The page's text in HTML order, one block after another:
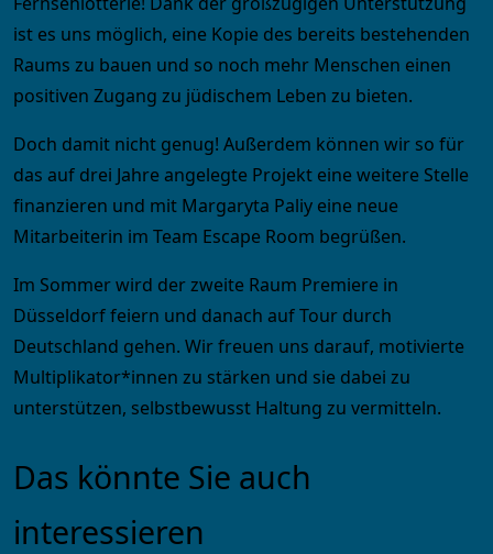
ist es uns möglich, eine Kopie des bereits bestehenden
Raums zu bauen und so noch mehr Menschen einen
positiven Zugang zu jüdischem Leben zu bieten.
Doch damit nicht genug! Außerdem können wir so für
das auf drei Jahre angelegte Projekt eine weitere Stelle
finanzieren und mit Margaryta Paliy eine neue
Mitarbeiterin im Team Escape Room begrüßen.
Im Sommer wird der zweite Raum Premiere in
Düsseldorf feiern und danach auf Tour durch
Deutschland gehen. Wir freuen uns darauf, motivierte
Multiplikator*innen zu stärken und sie dabei zu
unterstützen, selbstbewusst Haltung zu vermitteln.
Das könnte Sie auch
interessieren